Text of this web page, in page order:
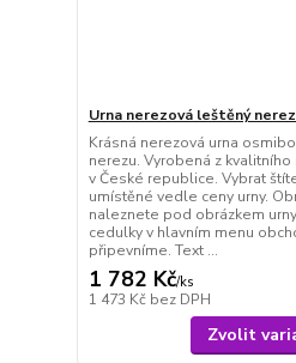
Urna nerezová leštěný
Krásná nerezová urna
nerezu. Vyrobená z
v České republice. Vybrat
umístěné vedle ceny urny.
naleznete pod obrázkem
cedulky v hlavním menu
připevníme. Text ...
1 782 Kč/ks
1 473 Kč bez DPH
Zvolit